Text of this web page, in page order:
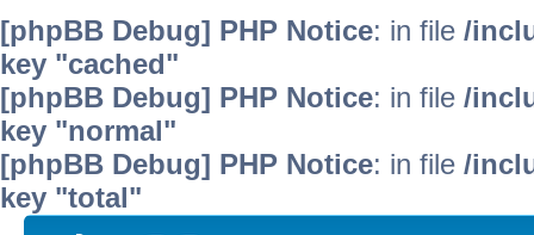
[phpBB Debug] PHP Notice: in file /
key "cached"
[phpBB Debug] PHP Notice: in file /
key "normal"
[phpBB Debug] PHP Notice: in file /
key "total"